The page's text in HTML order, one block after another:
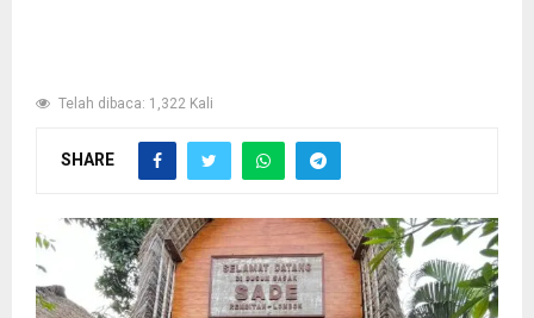
Telah dibaca: 1,322 Kali
SHARE